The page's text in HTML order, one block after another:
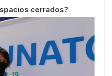
cerrados?